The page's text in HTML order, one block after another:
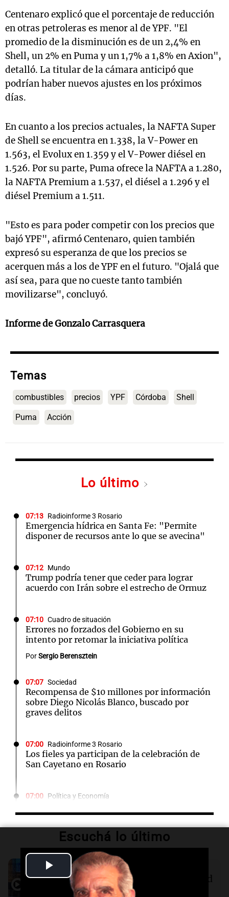
Play
Video
Centenaro explicó que el porcentaje de reducción
en otras petroleras es menor al de YPF. "El
promedio de la disminución es de un 2,4% en
Shell, un 2% en Puma y un 1,7% a 1,8% en Axion",
detalló. La titular de la cámara anticipó que
podrían haber nuevos ajustes en los próximos
días.
En cuanto a los precios actuales, la NAFTA Super
de Shell se encuentra en 1.338, la V-Power en
1.563, el Evolux en 1.359 y el V-Power diésel en
1.526. Por su parte, Puma ofrece la NAFTA a 1.280,
la NAFTA Premium a 1.537, el diésel a 1.296 y el
diésel Premium a 1.511.
"Esto es para poder competir con los precios que
bajó YPF", afirmó Centenaro, quien también
expresó su esperanza de que los precios se
acerquen más a los de YPF en el futuro. "Ojalá que
así sea, para que no cueste tanto también
movilizarse", concluyó.
Informe de Gonzalo Carrasquera
Temas
combustibles precios YPF Córdoba Shell
Puma Acción
Lo último
07:13 Radioinforme 3 Rosario
Emergencia hídrica en Santa Fe: "Permite
disponer de recursos ante lo que se avecina"
07:12 Mundo
Trump podría tener que ceder para lograr
acuerdo con Irán sobre el estrecho de Ormuz
07:10 Cuadro de situación
Errores no forzados del Gobierno en su
intento por retomar la iniciativa política
PorSergio Berensztein
07:07 Sociedad
Recompensa de $10 millones por información
sobre Diego Nicolás Blanco, buscado por
graves delitos
07:00 Radioinforme 3 Rosario
Los fieles ya participan de la celebración de
San Cayetano en Rosario
07:00 Política y Economía
viernes 7 de agosto
07:00 Radioinforme 3
Doble convicto con empleo estatal: la SENAF
asegura que se enteró por los medios
Escuchá lo último
Audio.
San Cayetano reunirá a miles de
fieles en Liniers por pan, trabajo y salud
Panorama Federal